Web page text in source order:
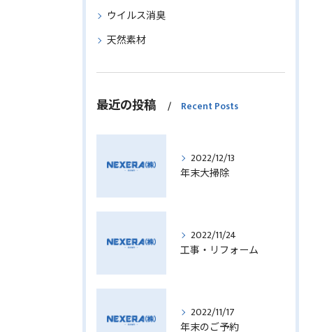
ウイルス消臭
天然素材
最近の投稿 Recent Posts
2022/12/13
年末大掃除
2022/11/24
工事・リフォーム
2022/11/17
年末のご予約